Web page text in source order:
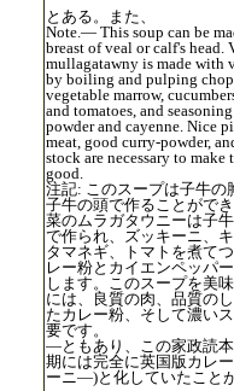
とある。また、
Note.— This soup can be
breast of veal or calf's head.
mullagatawny is made with
by boiling and pulping
vegetable marrow,
and tomatoes, and
powder and cayenne. Nice
meat, good curry-powder,
stock are necessary to make
good.
注記: このスープは子牛の
子牛の頭で作ることがで
菜のムラガタウニーは子
で作られ、ズッキーニ、
タマネギ、トマトを煮て
レー粉とカイエンペッパ
します。このスープを美
には、良質の肉、品質の
たカレー粉、そして濃い
要です。
―ともあり、この家政読
期には完全に英国版カレ
ーニ―)と化していたこと